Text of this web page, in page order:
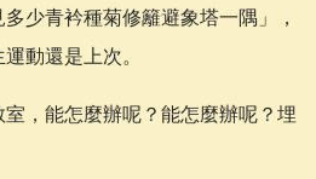
少青衿種菊修籬避象塔一隅」，
動還是上次。
，能怎麼辦呢？能怎麼辦呢？埋